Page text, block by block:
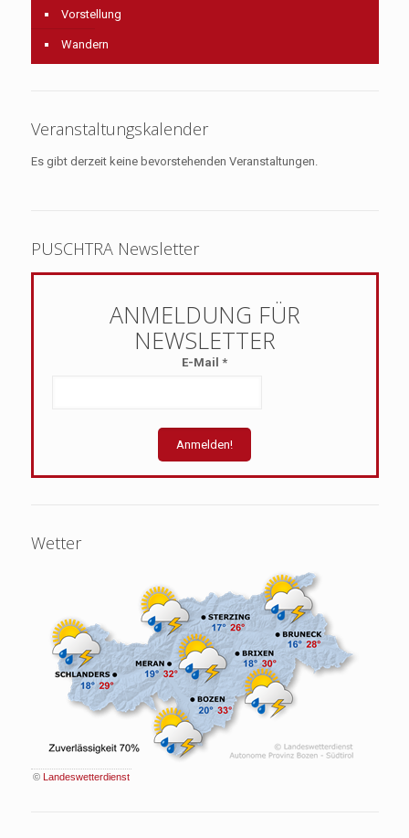
Vorstellung
Wandern
Veranstaltungskalender
Es gibt derzeit keine bevorstehenden Veranstaltungen.
PUSCHTRA Newsletter
E-Mail *
Wetter
© Landeswetterdienst